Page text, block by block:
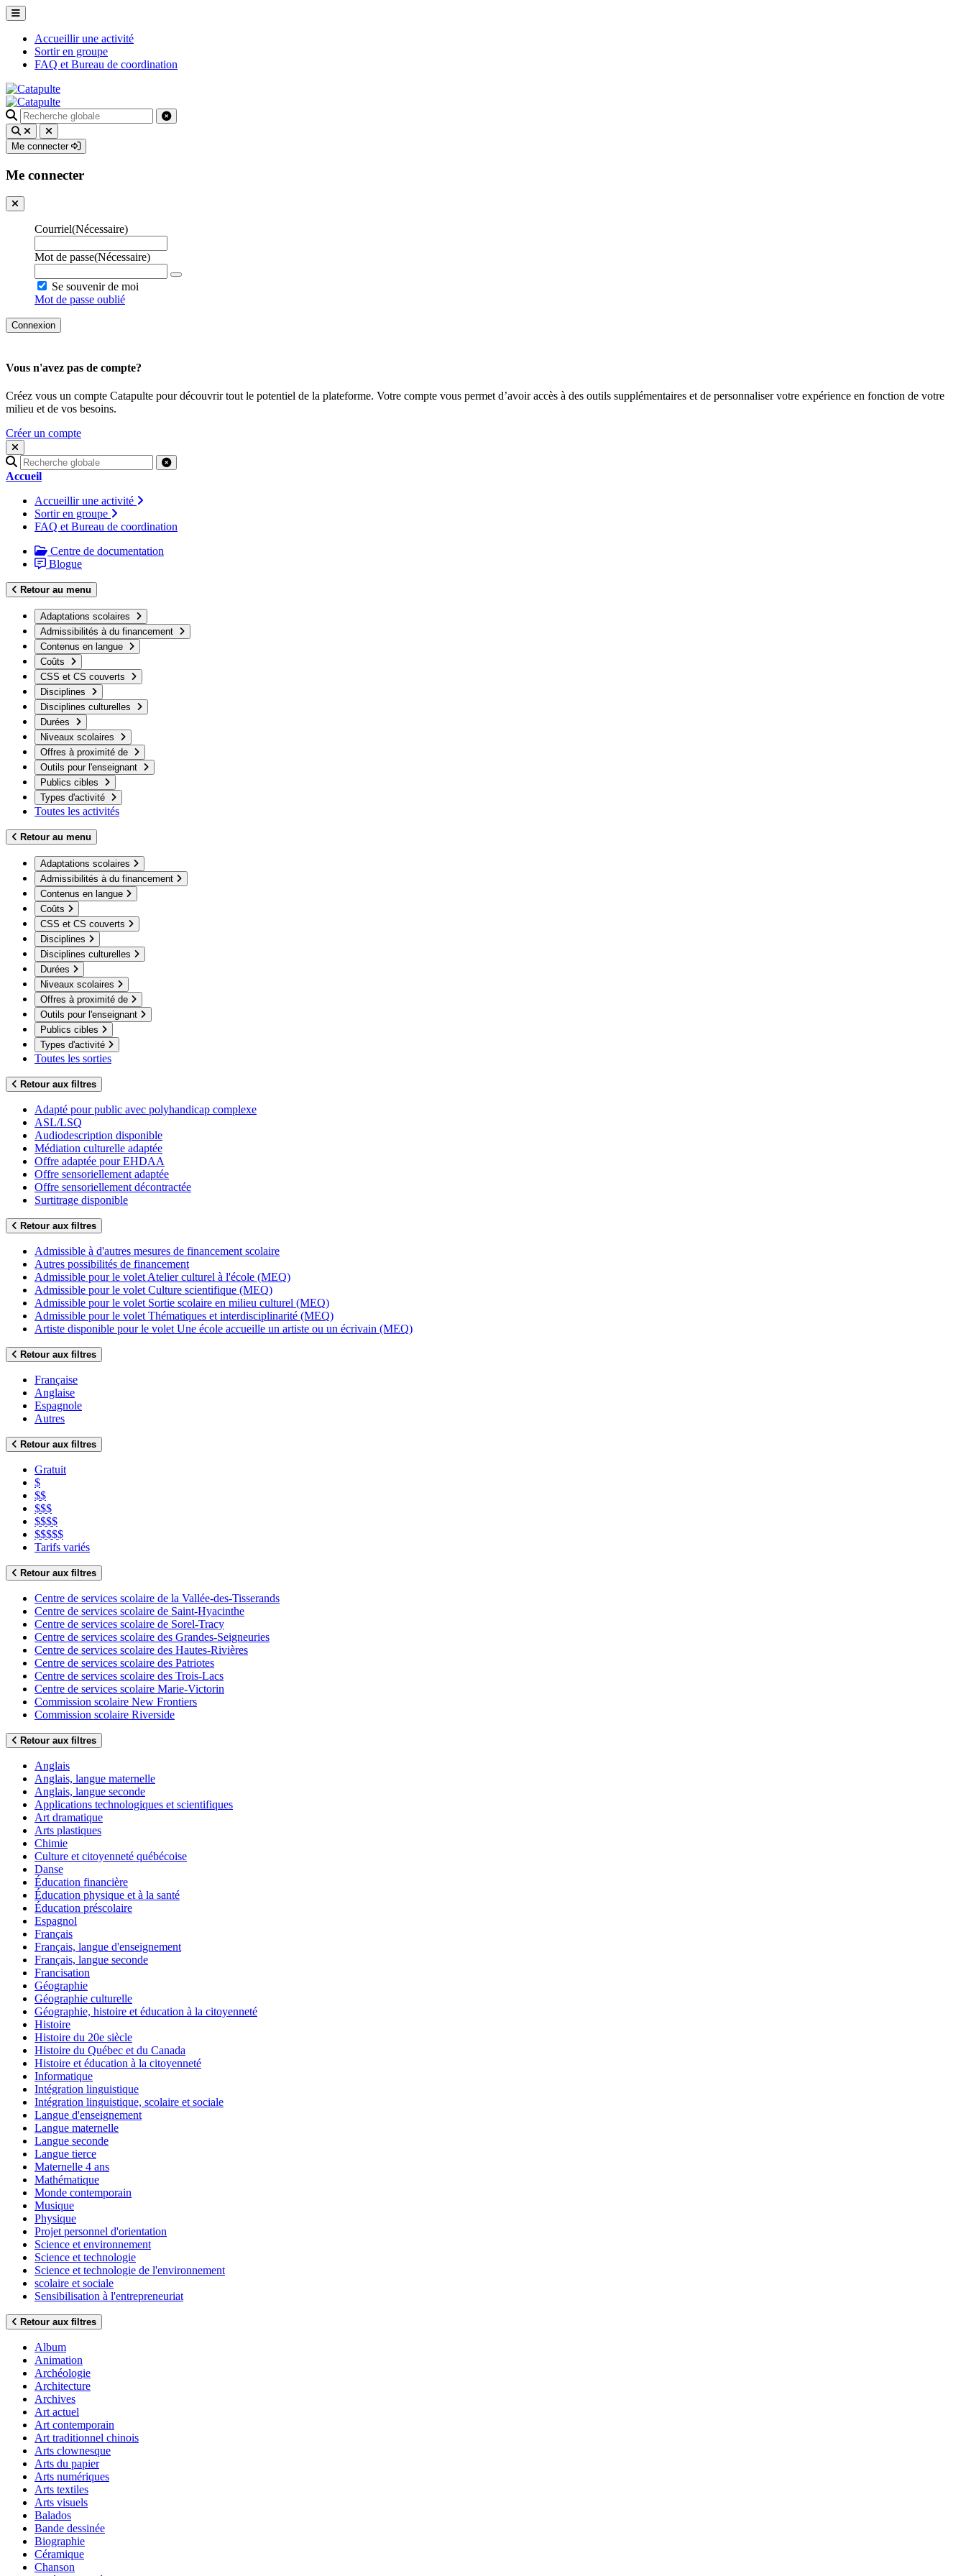
Accueillir une activité
Sortir en groupe
FAQ et Bureau de coordination
Recherche
pour
:
Me connecter
Me connecter
Courriel(Nécessaire)
Mot de passe(Nécessaire)
Se souvenir de moi
Mot de passe oublié
Vous n'avez pas de compte?
Créez vous un compte Catapulte pour découvrir tout le potentiel de la plateforme. Votre compte vous permet d’avoir accès à des outils supplémentaires et de personnaliser votre expérience en fonction de votre
milieu et de vos besoins.
Créer un compte
Recherche
pour
Accueil
Accueillir une activité
Sortir en groupe
FAQ et Bureau de coordination
Centre de documentation
Blogue
Retour au menu
Adaptations scolaires
Admissibilités à du financement
Contenus en langue
Coûts
CSS et CS couverts
Disciplines
Disciplines culturelles
Durées
Niveaux scolaires
Offres à proximité de
Outils pour l'enseignant
Publics cibles
Types d'activité
Toutes les activités
Retour au menu
Adaptations scolaires
Admissibilités à du financement
Contenus en langue
Coûts
CSS et CS couverts
Disciplines
Disciplines culturelles
Durées
Niveaux scolaires
Offres à proximité de
Outils pour l'enseignant
Publics cibles
Types d'activité
Toutes les sorties
Retour aux filtres
Adapté pour public avec polyhandicap complexe
ASL/LSQ
Audiodescription disponible
Médiation culturelle adaptée
Offre adaptée pour EHDAA
Offre sensoriellement adaptée
Offre sensoriellement décontractée
Surtitrage disponible
Retour aux filtres
Admissible à d'autres mesures de financement scolaire
Autres possibilités de financement
Admissible pour le volet Atelier culturel à l'école (MEQ)
Admissible pour le volet Culture scientifique (MEQ)
Admissible pour le volet Sortie scolaire en milieu culturel (MEQ)
Admissible pour le volet Thématiques et interdisciplinarité (MEQ)
Artiste disponible pour le volet Une école accueille un artiste ou un écrivain (MEQ)
Retour aux filtres
Française
Anglaise
Espagnole
Autres
Retour aux filtres
Gratuit
$
$$
$$$
$$$$
$$$$$
Tarifs variés
Retour aux filtres
Centre de services scolaire de la Vallée-des-Tisserands
Centre de services scolaire de Saint-Hyacinthe
Centre de services scolaire de Sorel-Tracy
Centre de services scolaire des Grandes-Seigneuries
Centre de services scolaire des Hautes-Rivières
Centre de services scolaire des Patriotes
Centre de services scolaire des Trois-Lacs
Centre de services scolaire Marie-Victorin
Commission scolaire New Frontiers
Commission scolaire Riverside
Retour aux filtres
Anglais
Anglais, langue maternelle
Anglais, langue seconde
Applications technologiques et scientifiques
Art dramatique
Arts plastiques
Chimie
Culture et citoyenneté québécoise
Danse
Éducation financière
Éducation physique et à la santé
Éducation préscolaire
Espagnol
Français
Français, langue d'enseignement
Français, langue seconde
Francisation
Géographie
Géographie culturelle
Géographie, histoire et éducation à la citoyenneté
Histoire
Histoire du 20e siècle
Histoire du Québec et du Canada
Histoire et éducation à la citoyenneté
Informatique
Intégration linguistique
Intégration linguistique, scolaire et sociale
Langue d'enseignement
Langue maternelle
Langue seconde
Langue tierce
Maternelle 4 ans
Mathématique
Monde contemporain
Musique
Physique
Projet personnel d'orientation
Science et environnement
Science et technologie
Science et technologie de l'environnement
scolaire et sociale
Sensibilisation à l'entrepreneuriat
Retour aux filtres
Album
Animation
Archéologie
Architecture
Archives
Art actuel
Art contemporain
Art traditionnel chinois
Arts clownesque
Arts du papier
Arts numériques
Arts textiles
Arts visuels
Balados
Bande dessinée
Biographie
Céramique
Chanson